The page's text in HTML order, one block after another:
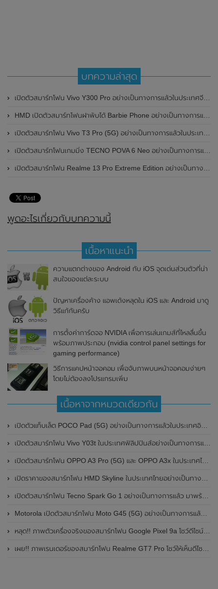
บทความล่าสุด
เปิดตัวสมาร์ทโฟน Vivo Y300 Pro อย่างเป็นทางการแล้วในประเทศจีน มาพร้อมดีไซน์พรีเมี่ยม ทนทาน และแบตเตอรี่สุดอึดขนาดใหญ่ 6,500mAh พร้อมรองรับการชาร์จไว 80W
HMD เปิดตัวสมาร์ทโฟนฝาพับได้ Barbie Phone อย่างเป็นทางการแล้ว มาพร้อมธีมสีชมพูสดใส
เปิดตัวสมาร์ทโฟน Vivo T3 Pro (5G) อย่างเป็นทางการแล้วในประเทศอินเดีย
เปิดตัวสมาร์ทโฟนเกมมิ่ง TECNO POVA 6 Neo อย่างเป็นทางการแล้วในประเทศไทย ในราคา 8,499 บาท
เปิดตัวสมาร์ทโฟน Realme 13 Pro Extreme Edition อย่างเป็นทางการแล้วในประเทศจีน
พูดอะไรเกี่ยวกับบทความนี้
เนื้อหาแนะนำ
ความแตกต่างของ Android กับ iOS จุดเด่นส่วนตัวที่น่า
สนใจของแต่ละระบบ
ปัญหาเครื่องค้าง แอพเด้งหลุดใน iOS และ Android มาดู
วิธีแก้กันครับ
การตั้งค่าการ์ดจอ NVIDIA เพื่อการเล่นเกมส์ที่ไหลลื่นขึ้น
พร้อมภาพประกอบ (nvidia control panel settings for
gaming performance)
วิธีการแคปหน้าจอคอม เพื่อจับภาพบนหน้าจอคอมง่ายๆ
โดยไม่ต้องลงโปรแกรมเพิ่ม
เนื้อหาจากหมวดเดียวกัน
เปิดตัวแท็บเล็ต POCO Pad (5G) อย่างเป็นทางการแล้วในประเทศอินเดีย มาพร้อมชิปเซ็ต Snapdragon 7s Gen 2 ของ Qualcomm และรองรับเครือข่าย 5G
เปิดตัวสมาร์ทโฟน Vivo Y03t ในประเทศฟิลิปปินส์อย่างเป็นทางการแล้ว มาพร้อมชิปเซ็ต Unisoc T612 , กล้องหลัง ความละเอียด 13MP , แบตเตอรี่ 5,000mAh และหน้าจอแสดงผล LCD / 90Hz
เปิดตัวสมาร์ทโฟน OPPO A3 Pro (5G) และ OPPO A3x ในประเทศไทยอย่างเป็นทางการแล้ว ในราคาเริ่มต้นเพียง 3,999 บาท
เปิดราคาของสมาร์ทโฟน HMD Skyline ในประเทศไทยอย่างเป็นทางการแล้ว ราคา 14,990 บาท
เปิดตัวสมาร์ทโฟน Tecno Spark Go 1 อย่างเป็นทางการแล้ว มาพร้อมหน้าจอแสดงผล LCD / 120Hz , แบตเตอรี่ 5,000mAh และใช้ชิปเซ็ต Unisoc
Motorola เปิดตัวสมาร์ทโฟน Moto G45 (5G) อย่างเป็นทางการแล้วในอินเดีย
หลุด!! ภาพตัวเครื่องจริงของสมาร์ทโฟน Google Pixel 9a โชว์ดีไซน์ใหม่ กล้องหลังแบนราบ ไม่มีกรอบของกล้องแล้ว
เผย!! ภาพเรนเดอร์ของสมาร์ทโฟน Realme GT7 Pro โชว์ให้เห็นดีไซน์ใหม่ พร้อมเผยรายละเอียดสเปกที่สำคัญบางส่วน